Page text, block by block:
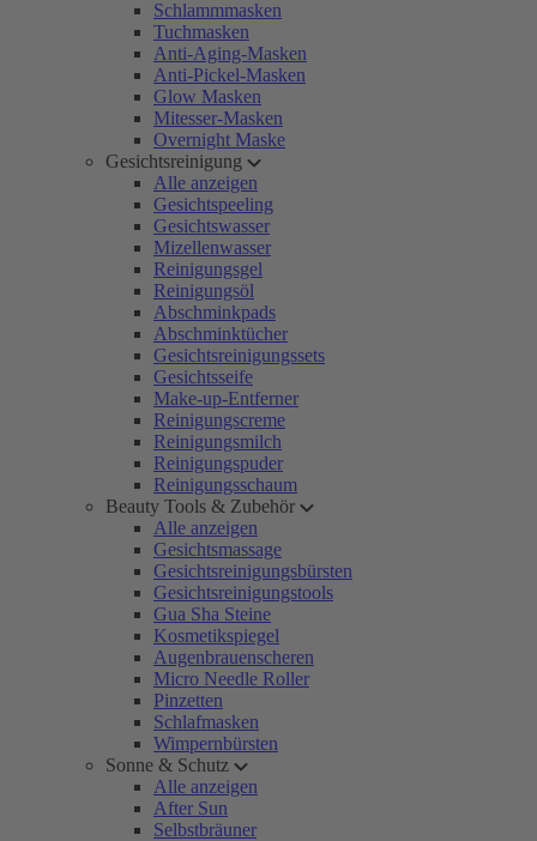
Schlammmasken
Tuchmasken
Anti-Aging-Masken
Anti-Pickel-Masken
Glow Masken
Mitesser-Masken
Overnight Maske
Gesichtsreinigung
Alle anzeigen
Gesichtspeeling
Gesichtswasser
Mizellenwasser
Reinigungsgel
Reinigungsöl
Abschminkpads
Abschminktücher
Gesichtsreinigungssets
Gesichtsseife
Make-up-Entferner
Reinigungscreme
Reinigungsmilch
Reinigungspuder
Reinigungsschaum
Beauty Tools & Zubehör
Alle anzeigen
Gesichtsmassage
Gesichtsreinigungsbürsten
Gesichtsreinigungstools
Gua Sha Steine
Kosmetikspiegel
Augenbrauenscheren
Micro Needle Roller
Pinzetten
Schlafmasken
Wimpernbürsten
Sonne & Schutz
Alle anzeigen
After Sun
Selbstbräuner